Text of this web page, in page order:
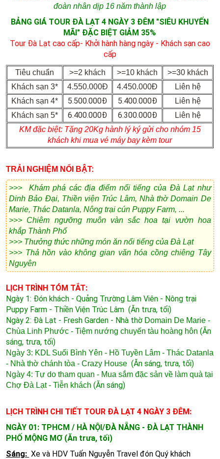
đoàn nhân dịp 16 năm thành lập
BẢNG GIÁ TOUR ĐÀ LẠT 4 NGÀY 3 ĐÊM "SIÊU KHUYẾN
MÃI" ĐẶC BIỆT GIẢM 35%
Tour Đà Lạt cao cấp- Khởi hành hàng ngày - Khách sạn cao
cấp
Tiêu chuẩn >=2 khách >=10 khách
>=30 khách
Khách sạn 3*
4.550.000Đ 4.450.000Đ
Liên hệ
Khách sạn 4*
5.500.000Đ 5.400.000Đ
Liên hệ
Khách sạn 5*
6.400.000Đ 6.300.000Đ
Liên hệ
KM đặc biệt: Tặng 20Kg hành lý ký gửi cho nhóm 15
khách khi mua vé máy bay kèm tour
TRẢI NGHIỆM NỔI BẬT:
>>>
Khám phá các địa điểm nổi tiếng của Đà Lạt như
Dinh Bảo Đại, Thiền viện Trúc Lâm, Nhà thờ Domain De
Marie, Thác Datanla, Nông trại cún Puppy Farm, ...
>>> Chiêm ngưỡng muôn vàn sắc hoa tại vườn hoa
khắp Thành Phố
>>> Thưởng thức những món ăn nổi tiếng của Đà Lạt
>>> Thả hồn vào không gian văn hóa cồng chiêng Tây
Nguyên
LỊCH TRÌNH TÓM TẮT:
Ngày 1: Đón khách - Quảng Trường Lâm Viên - Nông trại
Puppy Farm - Thiền Viện Trúc Lâm (Ăn trưa, tối)
Ngày 2: Đà Lạt - Fresh Garden - Nhà thờ Domain De Marie -
Chùa Linh Phước - Tiệm nướng chuyến tàu hoàng hôn(Ăn
sáng, trưa, tối)
Ngày 3: KDL Suối Bình Yên - Hồ Tuyền Lâm - Thác Datanla
- Nhà thờ chánh tòa - Crazy House(Ăn sáng, trưa, tối)
Ngày 4: Tự do tham quan - Mua sắm đặc sản về làm quà tại
Chợ Đà Lạt - Tiễn khách(Ăn sáng)
LỊCH TRÌNH CHI TIẾT TOUR ĐÀ LẠT 4 NGÀY 3 ĐÊM:
NGÀY 01: TPHCM / HÀ NỘI/ĐÀ NẴNG - ĐÀ LẠT THÀNH
PHỐ MỘNG MƠ (Ăn trưa, tối)
Sáng: Xe và HDV Tuấn Nguyễn Travel đón Quý khách